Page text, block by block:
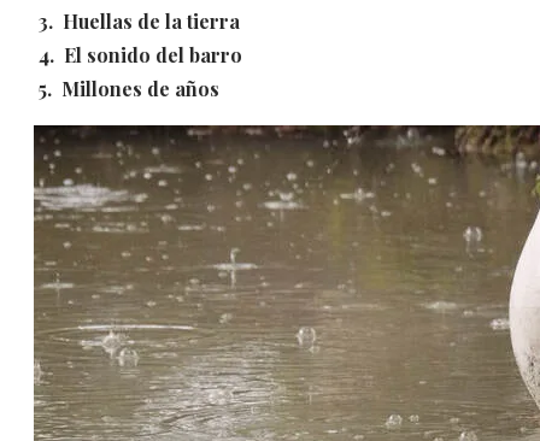
3. Huellas de la tierra
4. El sonido del barro
5. Millones de años